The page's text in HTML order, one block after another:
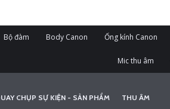
Bộ đàm Body Canon Ống kính Canon
Mic thu âm
CHỤP SỰ KIỆN - SẢN PHẨM THU ÂM